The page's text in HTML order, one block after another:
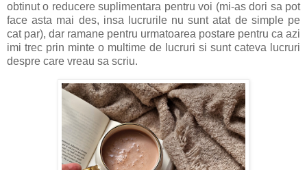
obtinut o reducere suplimentara pentru voi (mi-as dori sa pot
face asta mai des, insa lucrurile nu sunt atat de simple pe
cat par), dar ramane pentru urmatoarea postare pentru ca azi
imi trec prin minte o multime de lucruri si sunt cateva lucruri
despre care vreau sa scriu.